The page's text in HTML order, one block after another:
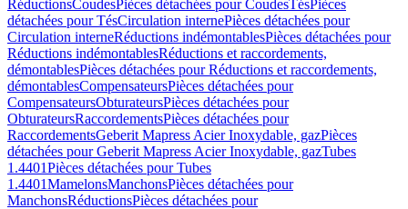
RéductionsCoudesPièces détachées pour CoudesTésPièces
détachées pour TésCirculation internePièces détachées pour
Circulation interneRéductions indémontablesPièces détachées pour
Réductions indémontablesRéductions et raccordements,
démontablesPièces détachées pour Réductions et raccordements,
démontablesCompensateursPièces détachées pour
CompensateursObturateursPièces détachées pour
ObturateursRaccordementsPièces détachées pour
RaccordementsGeberit Mapress Acier Inoxydable, gazPièces
détachées pour Geberit Mapress Acier Inoxydable, gazTubes
1.4401Pièces détachées pour Tubes
1.4401MamelonsManchonsPièces détachées pour
ManchonsRéductionsPièces détachées pour